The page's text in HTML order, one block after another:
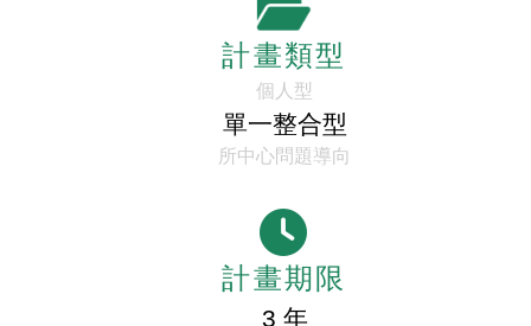
計畫類型
個人型
單一整合型
所中心問題導向
計畫期限
3 年